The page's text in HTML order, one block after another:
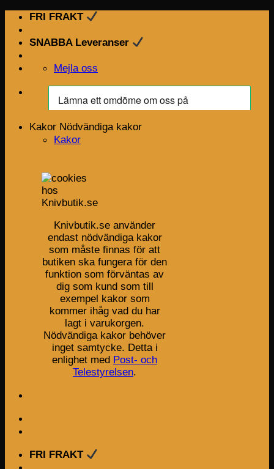
Skip
content
FRI FRAKT
SNABBA Leveranser
Mejla oss
Kakor Nödvändiga kakor
Kakor
Knivbutik.se använder
endast nödvändiga kakor
som måste finnas för att
butiken ska fungera för den
funktion som förväntas av
dig som kund som till
exempel kakor som
kommer ihåg vad du har
lagt i varukorgen.
Nödvändiga kakor behöver
inget samtycke. Detta i
enlighet med Post- och
Telestyrelsen.
FRI FRAKT